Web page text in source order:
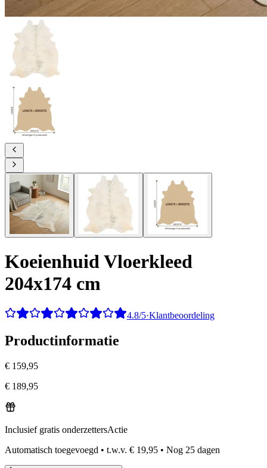
Koeienhuid Vloerkleed
204x174 cm
4.8/5·Klantbeoordeling
Productinformatie
€ 159,95
€ 189,95
Inclusief gratis onderzettersActie
Automatisch toegevoegd • t.w.v. € 19,95 • Nog 25 dagen